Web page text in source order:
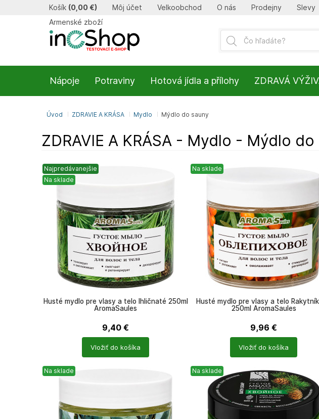
ZDRAVIE A KRÁSA - Mydlo - Mýdlo do
Najpredávanejšie
Na sklade
Husté mydlo pre vlasy a telo Ihličnaté 250ml
AromaSaules
9,40 €
Vložiť do košíka
Na sklade
Husté mydlo pre vlasy a telo
250ml AromaSaules
9,96 €
Vložiť do košíka
Na sklade Na sklade
Košík (0,00 €) Môj účet Velkoobchod O nás Prodejny Slevy
Armenské zboží
Úvod ZDRAVIE A KRÁSA Mydlo Mýdlo do sauny
Nápoje Potraviny Hotová jídla a přílohy ZDRAVÁ